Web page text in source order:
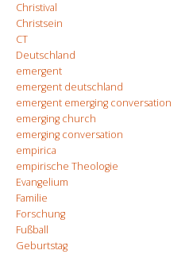
Christival
Christsein
CT
Deutschland
emergent
emergent deutschland
emergent emerging conversation
emerging church
emerging conversation
empirica
empirische Theologie
Evangelium
Familie
Forschung
Fußball
Geburtstag